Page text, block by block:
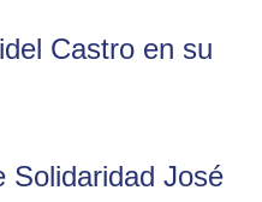
Castro en su
Solidaridad José